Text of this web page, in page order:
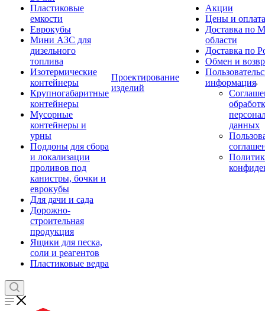
Пластиковые
емкости
Еврокубы
Мини АЗС для
дизельного
топлива
Изотермические
контейнеры
Крупногабаритные
контейнеры
Мусорные
контейнеры и
урны
Поддоны для сбора
и локализации
проливов под
канистры, бочки и
еврокубы
Для дачи и сада
Дорожно-
строительная
продукция
Ящики для песка,
соли и реагентов
Пластиковые ведра
Проектирование
изделий
Акции
Цены и оплата
Доставка по
области
Доставка по
Обмен и
информация
данных